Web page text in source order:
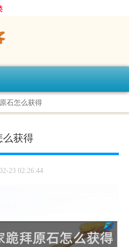
石怎么获得
么获得
23 02:26:44